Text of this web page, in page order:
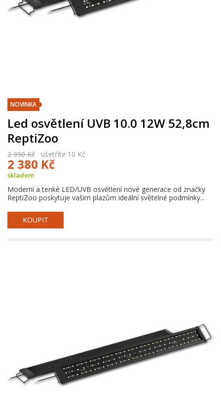
NOVINKA
Led osvětlení UVB 10.0 12W 52,8cm
ReptiZoo
2 390 Kč ušetříte 10 Kč
2 380 Kč
skladem
Moderní a tenké LED/UVB osvětlení nové generace od značky
ReptiZoo poskytuje vašim plazům ideální světelné podmínky...
KOUPIT